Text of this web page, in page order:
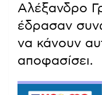
Αλέξανδρο
έδρασαν
να κάνουν
αποφασίσει.